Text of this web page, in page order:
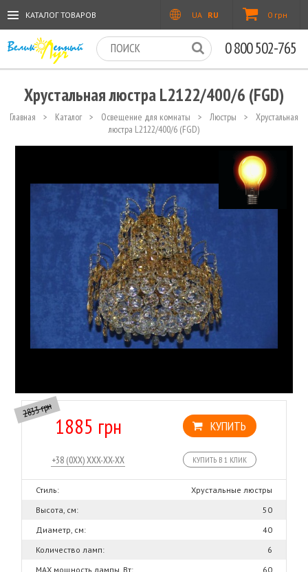
0 грн
UA RU
КАТАЛОГ ТОВАРОВ
0 800 502-765
Хрустальная люстра L2122/400/6 (FGD)
Главная > Каталог > Освещение для комнаты > Люстры >
Хрустальная
люстра L2122/400/6 (FGD)
2833 грн
1885 грн КУПИТЬ
КУПИТЬ В 1 КЛИК
Стиль:
Хрустальные люстры
Высота, см:
50
Диаметр, см:
40
Количество ламп:
6
MAX мощность лампы, Вт:
60